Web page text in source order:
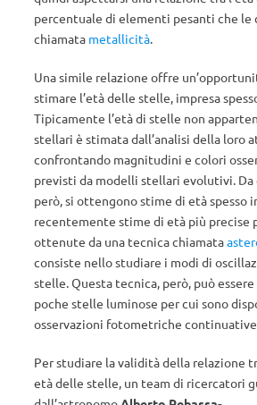
percentuale di elementi pesanti che le
chiamata metallicità.
Una simile relazione offre
stimare l’età delle stelle, impresa
Tipicamente l’età di stelle non
stellari è stimata dall’analisi della loro
confrontando magnitudini e colori
previsti da modelli stellari evolutivi.
però, si ottengono stime di età spesso
recentemente stime di età più precise
ottenute da una tecnica chiamata
consiste nello studiare i modi di
stelle. Questa tecnica, però, può
poche stelle luminose per cui sono
osservazioni fotometriche
Per studiare la validità della relazione
età delle stelle, un team di ricercatori